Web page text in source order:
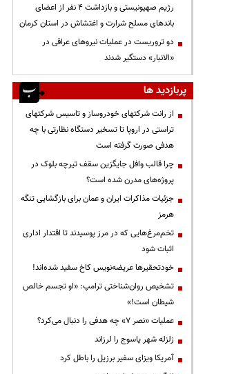
رژیم صهیونیستی و بازداشت ۴ نفر از اعضای
باندهای مسلح شرارت و اغتشاش در استان کرمان
دو تروریست در عملیات نیروهای عراقی در
«الانبار» دستگیر شدند
پربازدید ها
از رانت‌ شرکتهای خودروساز و تاسیس شرکتهای
تراستی در اروپا تا تسخیر دستگاه نظارتی با چه
هدفی صورت گرفته است
چرا قالب وافل جایگزین سقف تیرچه بلوک در
پروژه‌های مدرن شده است؟
جزئیات مذاکرات ایران و عمان برای بازگشایی تنگه
هرمز
تخم‌مرغ‌هایی که در مرز پوسیدند تا اقتدار اداری
اثبات شود
خودتحقیرها عریضه‌نویس کاخ سفید شده‌اند!
تشخیص روان‌شناختی ترامپ: «او تجسم خالص
شیطان است!»
عملیات «نصر ۷» چه هدفی را دنبال می‌کرد؟
زلزله شهر یاسوج را لرزاند
آمریکا ویزای سفیر برزیل را باطل کرد